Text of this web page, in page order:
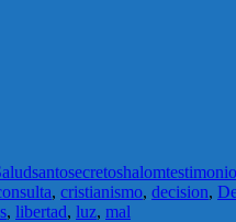
santosecretoshalomtestimonio
, cristianismo, decision,
, libertad, luz, mal